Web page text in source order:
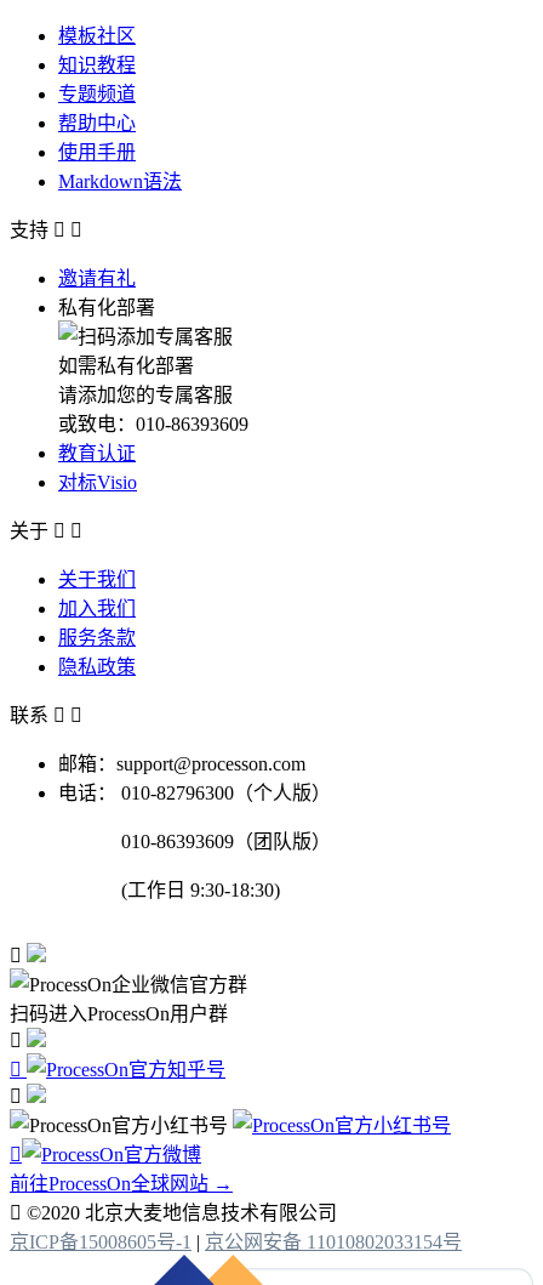
模板社区
知识教程
专题频道
帮助中心
使用手册
Markdown语法
支持  
邀请有礼
私有化部署
如需私有化部署
请添加您的专属客服
或致电：010-86393609
教育认证
对标Visio
关于  
关于我们
加入我们
服务条款
隐私政策
联系  
邮箱：support@processon.com
电话：
010-82796300（个人版）
010-86393609（团队版）
(工作日 9:30-18:30)

扫码进入ProcessOn用户群




前往ProcessOn全球网站 →
 ©2020 北京大麦地信息技术有限公司
京ICP备15008605号-1 | 京公网安备 11010802033154号